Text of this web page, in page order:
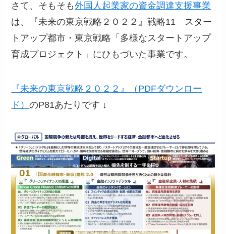
さて、そもそも外国人起業家の資金調達支援事業
は、『未来の東京戦略２０２２』戦略11 スター
トアップ都市・東京戦略「多様なスタートアップ
育成プロジェクト」にひもづいた事業です。
『未来の東京戦略２０２２』（PDFダウンロー
ド）のP81あたりです ↓